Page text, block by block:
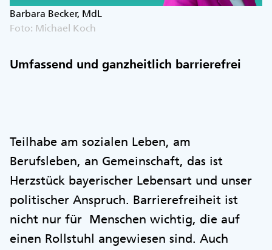
Barbara Becker, MdL
Foto: Michael Koch
Umfassend und ganzheitlich barrierefrei
Teilhabe am sozialen Leben, am
Berufsleben, an Gemeinschaft, das ist
Herzstück bayerischer Lebensart und unser
politischer Anspruch. Barrierefreiheit ist
nicht nur für Menschen wichtig, die auf
einen Rollstuhl angewiesen sind. Auch